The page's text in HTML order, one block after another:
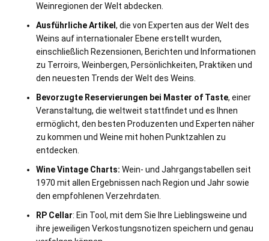
Weinregionen der Welt abdecken.
Ausführliche Artikel , die von Experten aus der Welt des
Weins auf internationaler Ebene erstellt wurden,
einschließlich Rezensionen, Berichten und Informationen
zu Terroirs, Weinbergen, Persönlichkeiten, Praktiken und
den neuesten Trends der Welt des Weins.
Bevorzugte Reservierungen bei Master of Taste, einer
Veranstaltung, die weltweit stattfindet und es Ihnen
ermöglicht, den besten Produzenten und Experten näher
zu kommen und Weine mit hohen Punktzahlen zu
entdecken.
Wine Vintage Charts: Wein- und Jahrgangstabellen seit
1970 mit allen Ergebnissen nach Region und Jahr sowie
den empfohlenen Verzehrdaten.
RP Cellar: Ein Tool, mit dem Sie Ihre Lieblingsweine und
ihre jeweiligen Verkostungsnotizen speichern und genau